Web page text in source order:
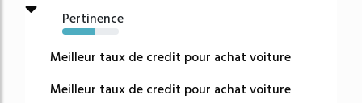
Pertinence
58%
Meilleur taux de credit pour achat voiture
Meilleur taux de credit pour achat voiture